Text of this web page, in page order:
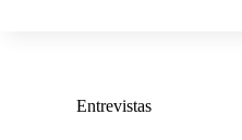
Entrevistas